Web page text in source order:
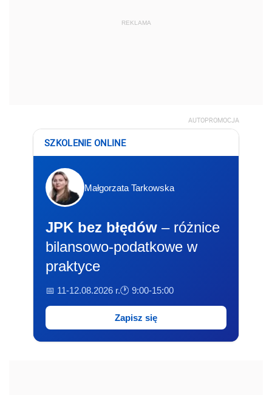
REKLAMA
AUTOPROMOCJA
SZKOLENIE ONLINE
Małgorzata Tarkowska
JPK bez błędów – różnice
bilansowo-podatkowe w
praktyce
📅 11-12.08.2026 r.🕐 9:00-15:00
Zapisz się